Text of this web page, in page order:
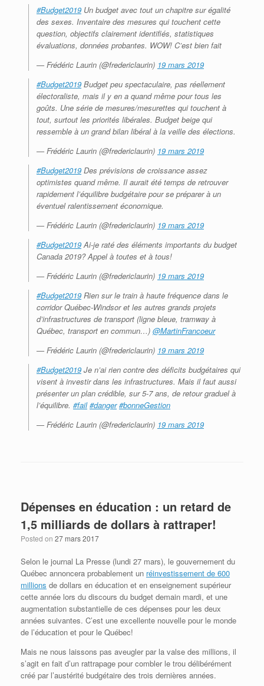
#Budget2019 Un budget avec tout un chapitre sur égalité
des sexes. Inventaire des mesures qui touchent cette
question, objectifs clairement identifiés, statistiques
évaluations, données probantes. WOW! C’est bien fait
— Frédéric Laurin (@fredericlaurin) 19 mars 2019
#Budget2019 Budget peu spectaculaire, pas réellement
électoraliste, mais il y en a quand même pour tous les
goûts. Une série de mesures/mesurettes qui touchent à
tout, surtout les priorités libérales. Budget beige qui
ressemble à un grand bilan libéral à la veille des élections.
— Frédéric Laurin (@fredericlaurin) 19 mars 2019
#Budget2019 Des prévisions de croissance assez
optimistes quand même. Il aurait été temps de retrouver
rapidement l’équilibre budgétaire pour se préparer à un
éventuel ralentissement économique.
— Frédéric Laurin (@fredericlaurin) 19 mars 2019
#Budget2019 Ai-je raté des éléments importants du budget
Canada 2019? Appel à toutes et à tous!
— Frédéric Laurin (@fredericlaurin) 19 mars 2019
#Budget2019 Rien sur le train à haute fréquence dans le
corridor Québec-Windsor et les autres grands projets
d’infrastructures de transport (ligne bleue, tramway à
Québec, transport en commun…) @MartinFrancoeur
— Frédéric Laurin (@fredericlaurin) 19 mars 2019
#Budget2019 Je n’ai rien contre des déficits budgétaires qui
visent à investir dans les infrastructures. Mais il faut aussi
présenter un plan crédible, sur 5-7 ans, de retour graduel à
l’équilibre. #fail #danger #bonneGestion
— Frédéric Laurin (@fredericlaurin) 19 mars 2019
Dépenses en éducation : un retard de
1,5 milliards de dollars à rattraper!
Posted on 27 mars 2017
Selon le journal La Presse (lundi 27 mars), le gouvernement du
Québec annoncera probablement un réinvestissement de 600
millions de dollars en éducation et en enseignement supérieur
cette année lors du discours du budget demain mardi, et une
augmentation substantielle de ces dépenses pour les deux
années suivantes. C’est une excellente nouvelle pour le monde
de l’éducation et pour le Québec!
Mais ne nous laissons pas aveugler par la valse des millions, il
s’agit en fait d’un rattrapage pour combler le trou délibérément
créé par l’austérité budgétaire des trois dernières années.